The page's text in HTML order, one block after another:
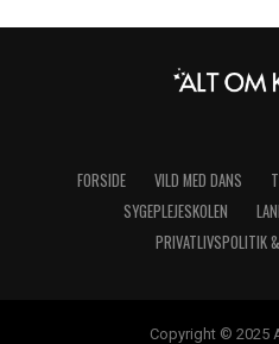
FORSIDE VILD MED DANS
SYGEPLEJESKOLEN
PRIVATLIVSPOLITIK
Copyright © 2025